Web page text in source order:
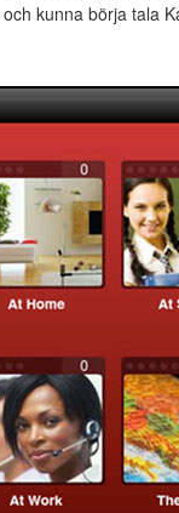
och kunna börja tala